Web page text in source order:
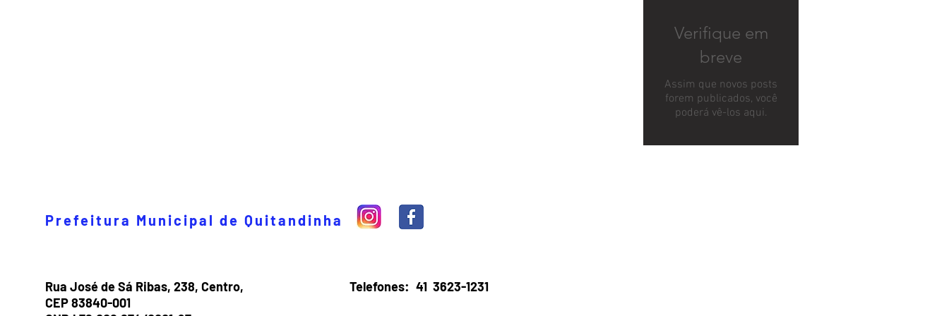
Verifique em
breve
Assim que novos posts
forem publicados, você
poderá vê-los aqui.
Prefeitura Municipal de Quitandinha
Rua José de Sá Ribas, 238, Centro,
CEP 83840-001
Telefones: 41 3623-1231